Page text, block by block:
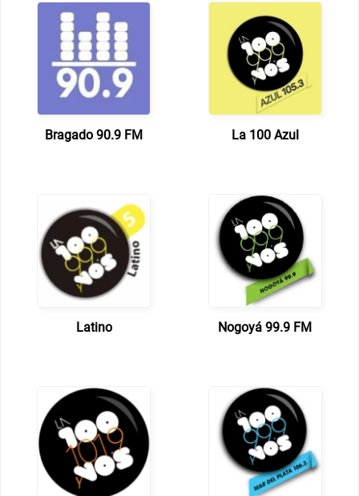
Bragado 90.9 FM La 100 Azul
Latino Nogoyá 99.9 FM